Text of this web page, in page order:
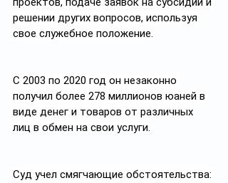
решении других вопросов, используя
свое служебное положение.
С 2003 по 2020 год он незаконно
получил более 278 миллионов юаней в
виде денег и товаров от различных
лиц в обмен на свои услуги.
Суд учел смягчающие обстоятельства: